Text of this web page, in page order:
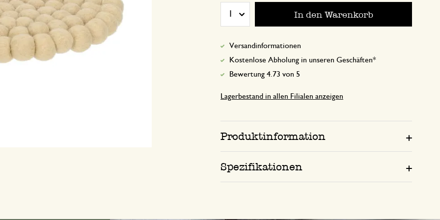
In den Warenkorb
Versandinformationen
Kostenlose Abholung in unseren Geschäften*
Bewertung 4.73 von 5
Lagerbestand in allen Filialen anzeigen
Produktinformation
Spezifikationen
Schnelle Lieferung gute Qualität
23. September 2025